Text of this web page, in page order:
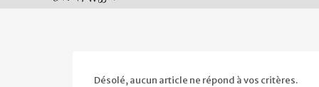
Désolé, aucun article ne répond à vos critères.